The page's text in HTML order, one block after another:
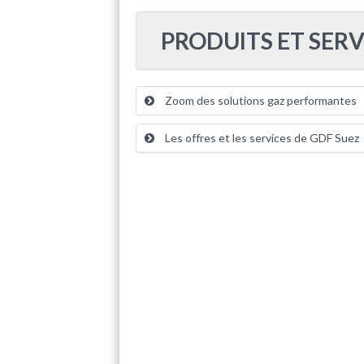
PRODUITS ET
Zoom des solutions gaz performantes
Les offres et les services de GDF Suez